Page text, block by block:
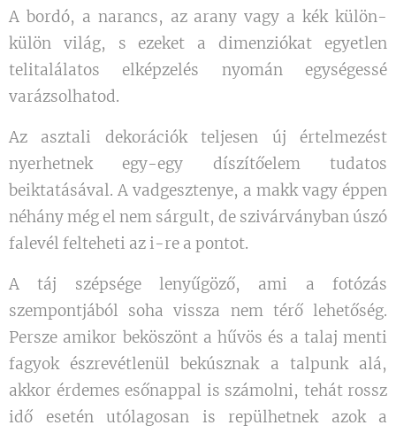
A bordó, a narancs, az arany vagy a kék külön-
külön világ, s ezeket a dimenziókat egyetlen
telitalálatos elképzelés nyomán egységessé
varázsolhatod.
Az asztali dekorációk teljesen új értelmezést
nyerhetnek egy-egy díszítőelem tudatos
beiktatásával. A vadgesztenye, a makk vagy éppen
néhány még el nem sárgult, de szivárványban úszó
falevél felteheti az i-re a pontot.
A táj szépsége lenyűgöző, ami a fotózás
szempontjából soha vissza nem térő lehetőség.
Persze amikor beköszönt a hűvös és a talaj menti
fagyok észrevétlenül bekúsznak a talpunk alá,
akkor érdemes esőnappal is számolni, tehát rossz
idő esetén utólagosan is repülhetnek azok a